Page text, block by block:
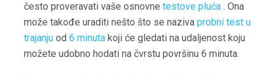
često proveravati vaše osnovne testove pluća . Ona
može takođe uraditi nešto što se naziva probni test u
trajanju od 6 minuta koji će gledati na udaljenost koju
možete udobno hodati na čvrstu površinu 6 minuta.